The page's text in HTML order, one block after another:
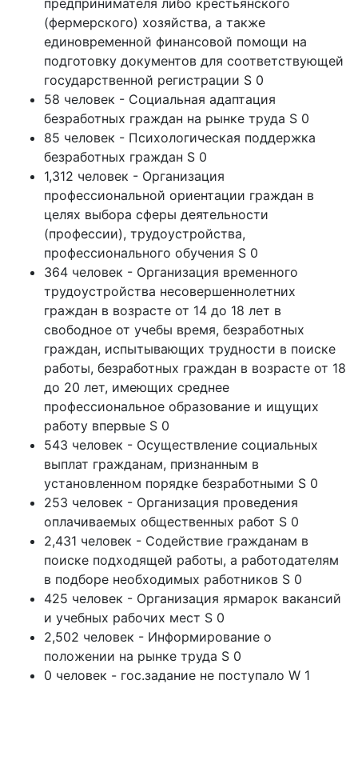
предпринимателя либо крестьянского
(фермерского) хозяйства, а также
единовременной финансовой помощи на
подготовку документов для соответствующей
государственной регистрации S 0
58 человек - Социальная адаптация
безработных граждан на рынке труда S 0
85 человек - Психологическая поддержка
безработных граждан S 0
1,312 человек - Организация
профессиональной ориентации граждан в
целях выбора сферы деятельности
(профессии), трудоустройства,
профессионального обучения S 0
364 человек - Организация временного
трудоустройства несовершеннолетних
граждан в возрасте от 14 до 18 лет в
свободное от учебы время, безработных
граждан, испытывающих трудности в поиске
работы, безработных граждан в возрасте от 18
до 20 лет, имеющих среднее
профессиональное образование и ищущих
работу впервые S 0
543 человек - Осуществление социальных
выплат гражданам, признанным в
установленном порядке безработными S 0
253 человек - Организация проведения
оплачиваемых общественных работ S 0
2,431 человек - Содействие гражданам в
поиске подходящей работы, а работодателям
в подборе необходимых работников S 0
425 человек - Организация ярмарок вакансий
и учебных рабочих мест S 0
2,502 человек - Информирование о
положении на рынке труда S 0
0 человек - гос.задание не поступало W 1